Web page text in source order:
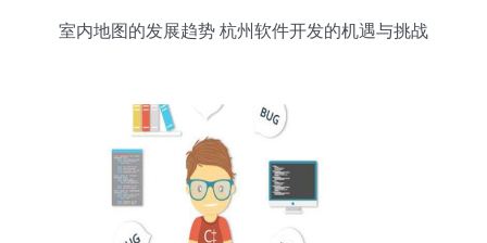
室内地图的发展趋势 杭州软件开发的机遇与挑战